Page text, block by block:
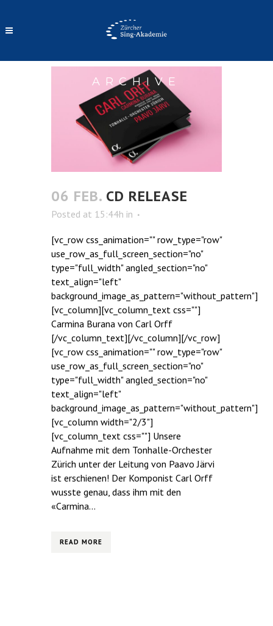
ARCHIVE
06 FEB. CD RELEASE
Posted at 15:44h in
[vc_row css_animation="" row_type="row"
use_row_as_full_screen_section="no"
type="full_width" angled_section="no"
text_align="left"
background_image_as_pattern="without_pattern"]
[vc_column][vc_column_text css=""]
Carmina Burana von Carl Orff
[/vc_column_text][/vc_column][/vc_row]
[vc_row css_animation="" row_type="row"
use_row_as_full_screen_section="no"
type="full_width" angled_section="no"
text_align="left"
background_image_as_pattern="without_pattern"]
[vc_column width="2/3"]
[vc_column_text css=""] Unsere
Aufnahme mit dem Tonhalle-Orchester
Zürich unter der Leitung von Paavo Järvi
ist erschienen! Der Komponist Carl Orff
wusste genau, dass ihm mit den
«Carmina...
READ MORE